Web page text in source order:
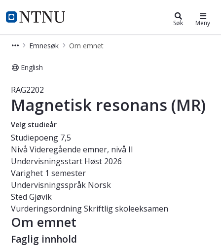
NTNU Hjemmeside
Studier Søk Meny
Emnesøk Om emnet
English
Emne - Magnetisk resonans (MR) -
RAG2202
Magnetisk resonans (MR)
Velg studieår
Studiepoeng 7,5
Nivå Videregående emner, nivå II
Undervisningsstart Høst 2026
Varighet 1 semester
Undervisningsspråk Norsk
Sted Gjøvik
VurderingsordningSkriftlig skoleeksamen
Om emnet
Faglig innhold